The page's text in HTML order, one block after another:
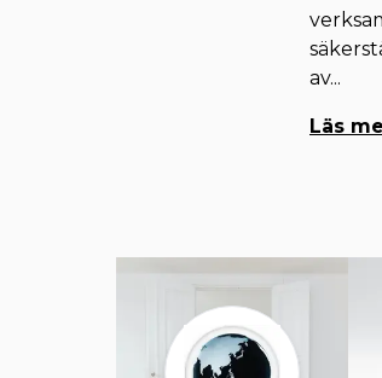
av...
Läs